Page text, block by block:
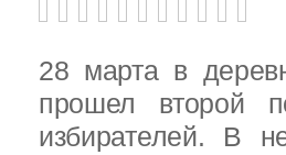
28 марта в
прошел второй
избирателей. В